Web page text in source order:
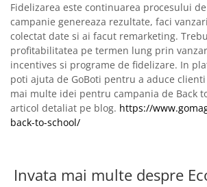
Fidelizarea este continuarea procesului
campanie genereaza rezultate, faci
colectat date si ai facut remarketing.
profitabilitatea pe termen lung prin
incentives si programe de fidelizare. In
poti ajuta de GoBoti pentru a aduce
mai multe idei pentru campania de Back
articol detaliat pe blog. https://
back-to-school/
Invata mai multe despre